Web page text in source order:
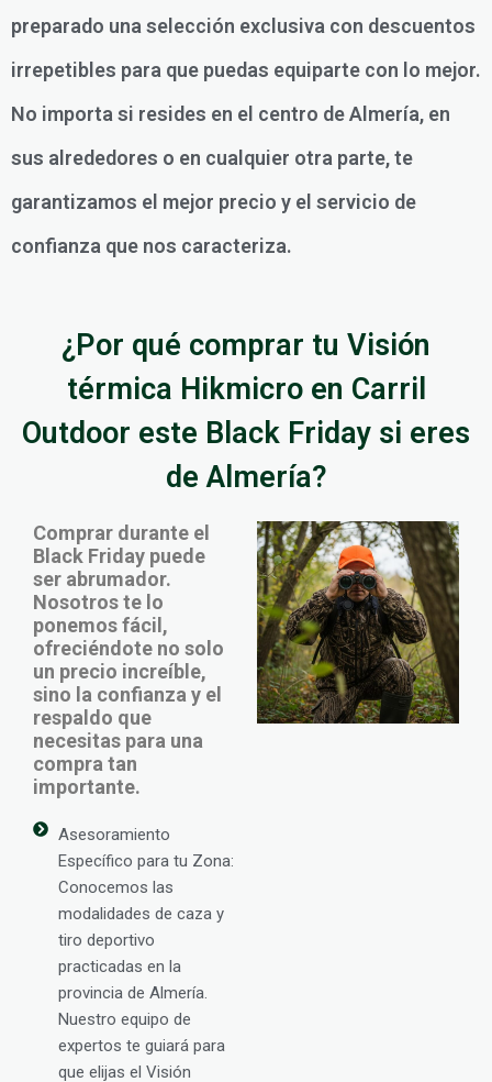
preparado una selección exclusiva con descuentos
irrepetibles para que puedas equiparte con lo mejor.
No importa si resides en el centro de Almería, en
sus alrededores o en cualquier otra parte, te
garantizamos el mejor precio y el servicio de
confianza que nos caracteriza.
¿Por qué comprar tu Visión
térmica Hikmicro en Carril
Outdoor este Black Friday si eres
de Almería?
Comprar durante el
Black Friday puede
ser abrumador.
Nosotros te lo
ponemos fácil,
ofreciéndote no solo
un precio increíble,
sino la confianza y el
respaldo que
necesitas para una
compra tan
importante.
Asesoramiento
Específico para tu Zona:
Conocemos las
modalidades de caza y
tiro deportivo
practicadas en la
provincia de Almería.
Nuestro equipo de
expertos te guiará para
que elijas el Visión